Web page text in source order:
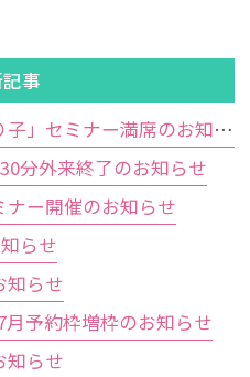
事
9月26日開催予定「夜の踊り子」セミナー満席のお知らせ
分外来終了のお知らせ
ー開催のお知らせ
らせ
知らせ
予約枠増枠のお知らせ
知らせ